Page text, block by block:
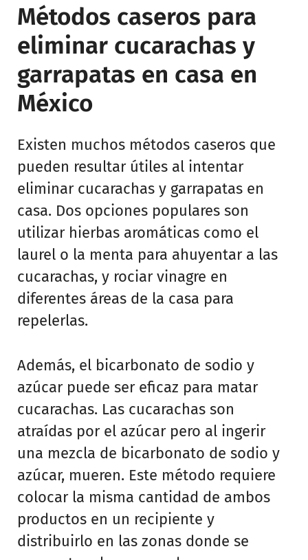
Métodos caseros para
eliminar cucarachas y
garrapatas en casa en
México
Existen muchos métodos caseros que
pueden resultar útiles al intentar
eliminar cucarachas y garrapatas en
casa. Dos opciones populares son
utilizar hierbas aromáticas como el
laurel o la menta para ahuyentar a las
cucarachas, y rociar vinagre en
diferentes áreas de la casa para
repelerlas.
Además, el bicarbonato de sodio y
azúcar puede ser eficaz para matar
cucarachas. Las cucarachas son
atraídas por el azúcar pero al ingerir
una mezcla de bicarbonato de sodio y
azúcar, mueren. Este método requiere
colocar la misma cantidad de ambos
productos en un recipiente y
distribuirlo en las zonas donde se